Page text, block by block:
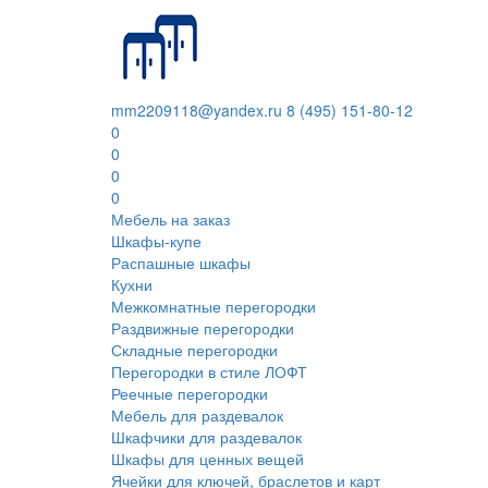
mm2209118@yandex.ru 8 (495) 151-80-12
0
0
0
0
Мебель на заказ
Шкафы-купе
Распашные шкафы
Кухни
Межкомнатные перегородки
Раздвижные перегородки
Складные перегородки
Перегородки в стиле ЛОФТ
Реечные перегородки
Мебель для раздевалок
Шкафчики для раздевалок
Шкафы для ценных вещей
Ячейки для ключей, браслетов и карт